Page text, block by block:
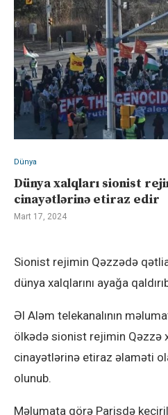
Dünya
Dünya xalqları sionist
cinayətlərinə etiraz edir
Mart 17, 2024
Sionist rejimin Qəzzədə
dünya xalqlarını ayağa
Əl Aləm telekanalının
ölkədə sionist rejimin Qəzzə
cinayətlərinə etiraz əlaməti
olunub.
Məlumata görə Parisdə